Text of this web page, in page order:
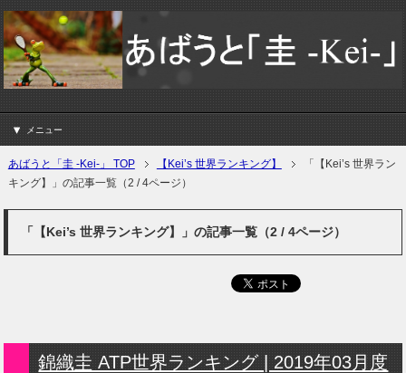
メニュー
あばうと「圭 -Kei-」 TOP 【Kei’s 世界ランキング】
「【Kei’s 世界ラン
キング】」の記事一覧（2 / 4ページ）
「【Kei’s 世界ランキング】」の記事一覧（2 / 4ページ）
錦織圭 ATP世界ランキング | 2019年03月度